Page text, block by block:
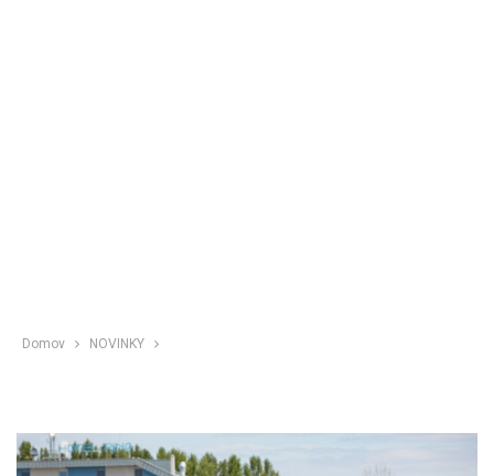
Domov NOVINKY